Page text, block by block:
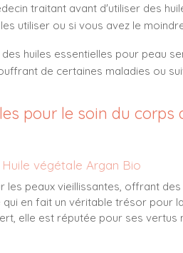
traitant avant d'utiliser des
utiliser ou si vous avez le
huiles essentielles pour peau
de certaines maladies ou
pour le soin du
végétale Argan Bio
les peaux vieillissantes, offrant
en fait un véritable trésor pour
elle est réputée pour ses